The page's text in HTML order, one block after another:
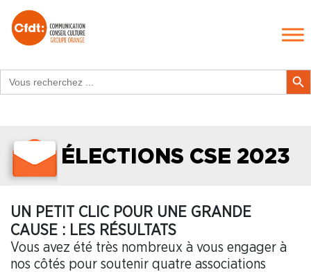
for:
Search
ÉLECTIONS CSE 2023
UN PETIT CLIC POUR UNE GRANDE
CAUSE : LES RÉSULTATS
Vous avez été très nombreux à vous engager à
nos côtés pour soutenir quatre associations